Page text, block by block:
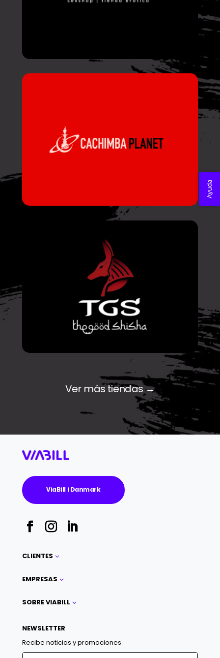
Ver más tiendas →
ViaBill i Danmark
CLIENTES 3
EMPRESAS 3
SOBRE VIABILL 3
NEWSLETTER
Recibe noticias y promociones
Ayuda